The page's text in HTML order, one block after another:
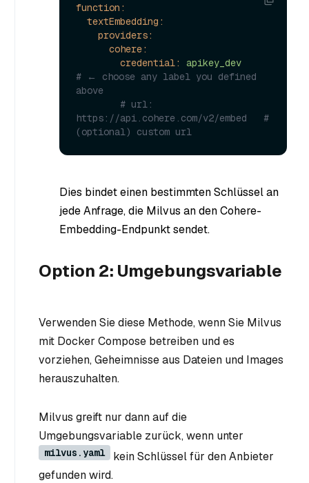
function:
textEmbedding:
providers:
cohere:
credential:
apikey_dev
# ← choose any label you defined
above
# url:
https://api.cohere.com/v2/embed   #
(optional) custom url
Dies bindet einen bestimmten Schlüssel an
jede Anfrage, die Milvus an den Cohere-
Embedding-Endpunkt sendet.
Option 2: Umgebungsvariable
Verwenden Sie diese Methode, wenn Sie Milvus
mit Docker Compose betreiben und es
vorziehen, Geheimnisse aus Dateien und Images
herauszuhalten.
Milvus greift nur dann auf die
Umgebungsvariable zurück, wenn unter
milvus.yaml
kein Schlüssel für den Anbieter
gefunden wird.